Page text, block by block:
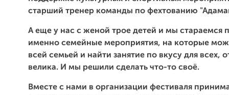
старший тренер команды по фехтованию
А еще у нас с женой трое детей и мы стараемся
именно семейные мероприятия, на которые
всей семьей и найти занятие по вкусу для всех,
велика. И мы решили сделать что-то своё.
Вместе с нами в организации фестиваля